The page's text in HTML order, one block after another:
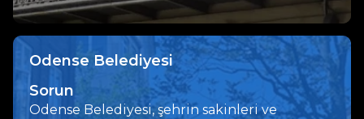
Odense Belediyesi
Sorun
Odense Belediyesi, şehrin sakinleri ve